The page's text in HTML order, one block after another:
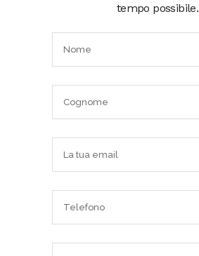
tempo possibile.